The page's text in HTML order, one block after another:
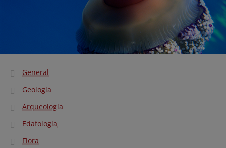
General
Geología
Arqueología
Edafología
Flora